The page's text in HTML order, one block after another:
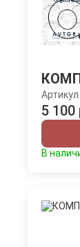
Артикул
5 100
В